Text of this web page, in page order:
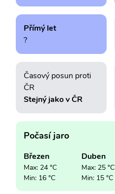
Přímý let
?
Časový posun proti
ČR
Stejný jako v ČR
Počasí jaro
Březen
Max: 24 °C
Min: 16 °C
Duben
Max: 25 °C
Min: 15 °C